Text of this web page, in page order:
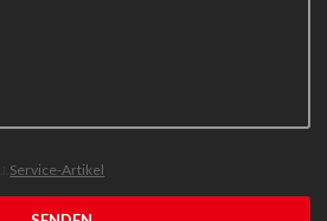
Service-Artikel